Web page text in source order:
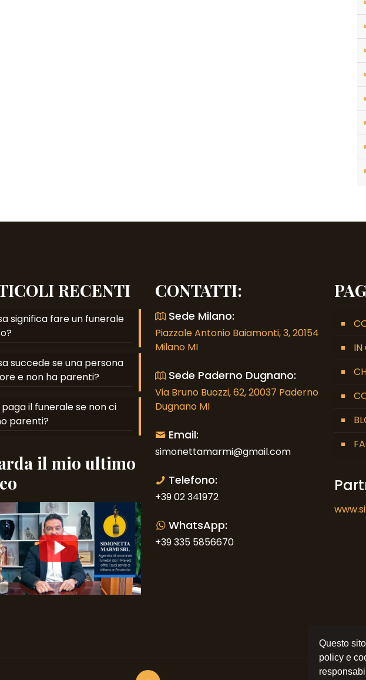
Questo
policy e
RECENTI
significa fare un funerale
succede se una persona
e non ha parenti?
paga il funerale se non ci
parenti?
il mio ultimo
CONTATTI:
Sede Milano:
Piazzale Antonio Baiamonti, 3, 20154
Milano MI
Sede Paderno Dugnano:
Via Bruno Buozzi, 62, 20037 Paderno
Dugnano MI
Email:
simonettamarmi@gmail.com
Telefono:
+39 02 341972
WhatsApp:
+39 335 5856670
IN